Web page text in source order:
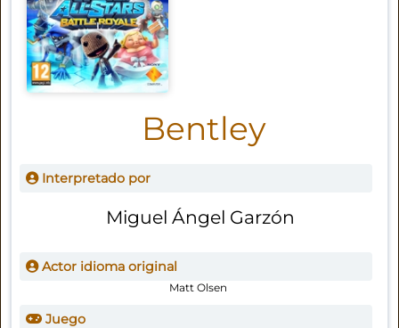
Bentley
Interpretado por
Miguel Ángel Garzón
Actor idioma original
Matt Olsen
Juego